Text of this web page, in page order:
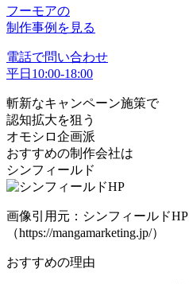
フーモアの
制作事例を見る
電話で問い合わせ
平日10:00-18:00
斬新なキャンペーン施策で
認知拡大を狙う
オモシロ企画派
おすすめの制作会社は
シンフィールド
画像引用元：シンフィールドHP
（https://mangamarketing.jp/）
おすすめの理由